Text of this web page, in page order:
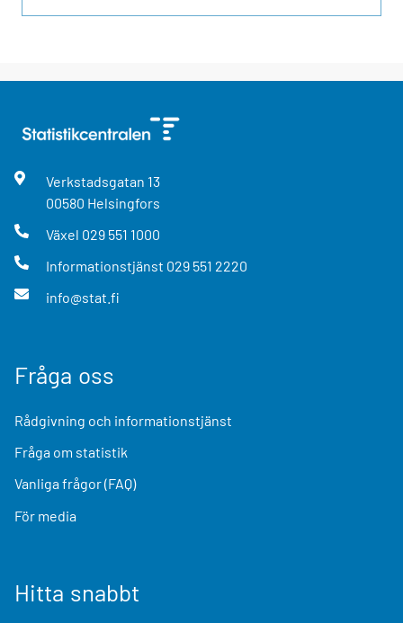
Verkstadsgatan 13
00580 Helsingfors
Växel 029 551 1000
Informationstjänst 029 551 2220
info@stat.fi
Fråga oss
Rådgivning och informationstjänst
Fråga om statistik
Vanliga frågor (FAQ)
För media
Hitta snabbt